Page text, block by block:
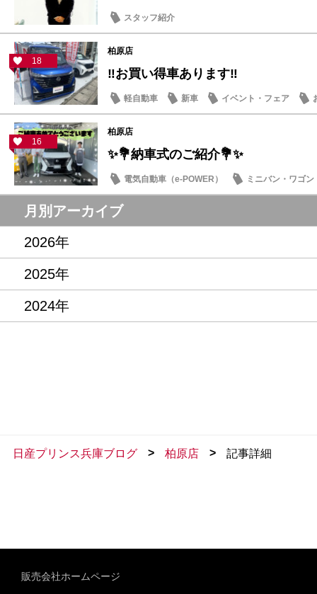
スタッフ紹介
18
柏原店
‼お買い得車あります‼
軽自動車 新車 イベント・フェア
16
柏原店
✨💐納車式のご紹介💐✨
電気自動車（e-POWER） ミニバン・ワゴン
月別アーカイブ
2026年
2025年
2024年
日産プリンス兵庫ブログ > 柏原店 > 記事詳細
販売会社ホームページ